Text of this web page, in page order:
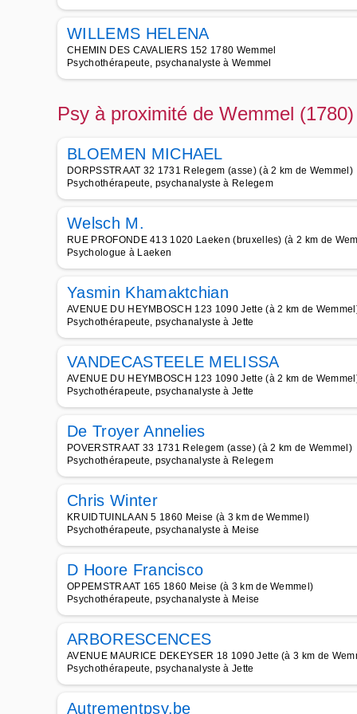
WILLEMS HELENA
CHEMIN DES CAVALIERS 152 1780 Wemmel
Psychothérapeute, psychanalyste à Wemmel
Psy à proximité de Wemmel (1780)
BLOEMEN MICHAEL
DORPSSTRAAT 32 1731 Relegem (asse) (à 2 km de Wemmel)
Psychothérapeute, psychanalyste à Relegem
Welsch M.
RUE PROFONDE 413 1020 Laeken (bruxelles) (à 2 km de
Psychologue à Laeken
Yasmin Khamaktchian
AVENUE DU HEYMBOSCH 123 1090 Jette (à 2 km de
Psychothérapeute, psychanalyste à Jette
VANDECASTEELE MELISSA
AVENUE DU HEYMBOSCH 123 1090 Jette (à 2 km de
Psychothérapeute, psychanalyste à Jette
De Troyer Annelies
POVERSTRAAT 33 1731 Relegem (asse) (à 2 km de Wemmel)
Psychothérapeute, psychanalyste à Relegem
Chris Winter
KRUIDTUINLAAN 5 1860 Meise (à 3 km de Wemmel)
Psychothérapeute, psychanalyste à Meise
D Hoore Francisco
OPPEMSTRAAT 165 1860 Meise (à 3 km de Wemmel)
Psychothérapeute, psychanalyste à Meise
ARBORESCENCES
AVENUE MAURICE DEKEYSER 18 1090 Jette (à 3 km de
Psychothérapeute, psychanalyste à Jette
Autrementpsy.be